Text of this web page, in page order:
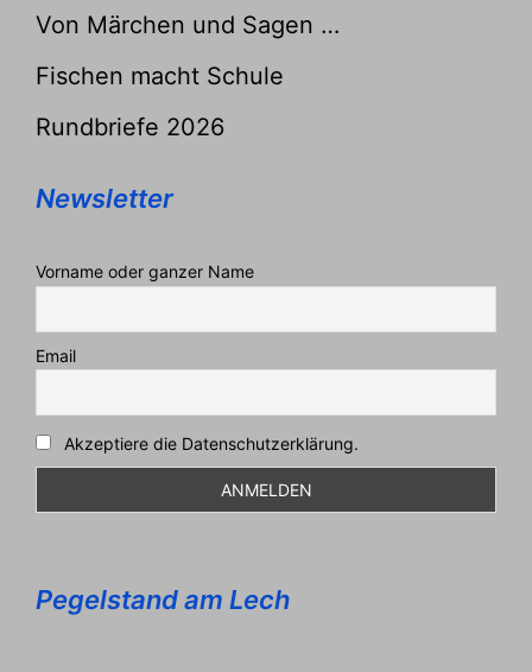
Von Märchen und Sagen …
Fischen macht Schule
Rundbriefe 2026
Newsletter
Vorname oder ganzer Name
Email
Akzeptiere die Datenschutzerklärung.
Pegelstand am Lech